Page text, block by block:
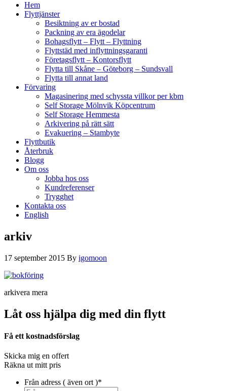
Hem
Flyttjänster
Besiktning av er bostad
Packning av era ägodelar
Bohagsflytt – Flytt – Flyttning
Flyttstäd med inflyttningsgaranti
Företagsflytt – Kontorsflytt
Flytta till Skåne – Göteborg – Sundsvall
Flytta till annat land
Förvaring
Magasinering med schyssta villkor per kbm
Self Storage Mölnvik Köpcentrum
Self Storage Hemmesta
Arkivering på rätt sätt
Evakuering – Stambyte
Flyttbutik
Återbruk
Blogg
Om oss
Jobba hos oss
Kundreferenser
Trygghet
Kontakta oss
English
arkiv
17 september 2015 By igomoon
arkivera mera
Låt oss hjälpa dig med din flytt
Få ett kostnadsförslag
Skicka mig en offert
Räkna ut mitt pris
Från adress ( även ort )*